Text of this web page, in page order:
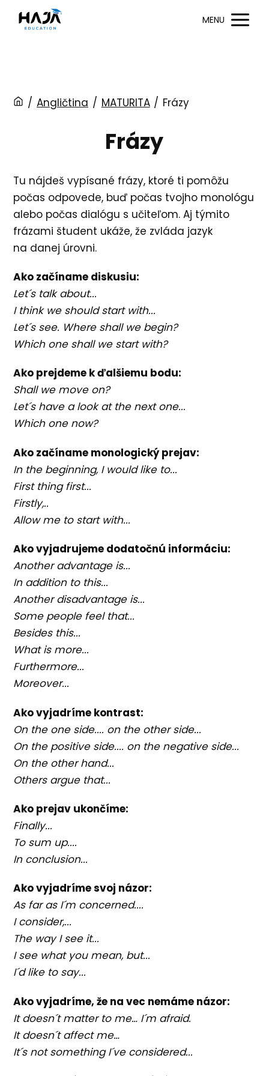
MENU
/ Angličtina / MATURITA / Frázy
Frázy
Tu nájdeš vypísané frázy, ktoré ti pomôžu
počas odpovede, buď počas tvojho monológu
alebo počas dialógu s učiteľom. Aj týmito
frázami študent ukáže, že zvláda jazyk
na danej úrovni.
Ako začíname diskusiu:
Let´s talk about...
I think we should start with...
Let´s see. Where shall we begin?
Which one shall we start with?
Ako prejdeme k ďalšiemu bodu:
Shall we move on?
Let´s have a look at the next one...
Which one now?
Ako začíname monologický prejav:
In the beginning, I would like to...
First thing first...
Firstly,..
Allow me to start with...
Ako vyjadrujeme dodatočnú informáciu:
Another advantage is...
In addition to this...
Another disadvantage is...
Some people feel that...
Besides this...
What is more...
Furthermore...
Moreover...
Ako vyjadríme kontrast:
On the one side.... on the other side...
On the positive side.... on the negative side...
On the other hand...
Others argue that...
Ako prejav ukončíme:
Finally...
To sum up....
In conclusion...
Ako vyjadríme svoj názor:
As far as I´m concerned....
I consider,...
The way I see it...
I see what you mean, but...
I´d like to say...
Ako vyjadríme, že na vec nemáme názor:
It doesn´t matter to me… I´m afraid.
It doesn´t affect me…
It´s not something I´ve considered...